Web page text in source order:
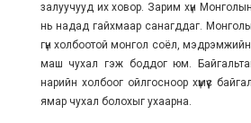
залуучууд их ховор. Зарим хүн
нь надад гайхмаар санагддаг.
гүн холбоотой монгол соёл, мэдрэмжийн
маш чухал гэж боддог юм.
нарийн холбоог ойлгосноор хүмүүс
ямар чухал болохыг ухаарна.